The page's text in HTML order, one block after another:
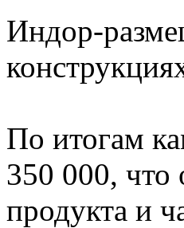
Индор-
По итогам
350 000, что
продукта и